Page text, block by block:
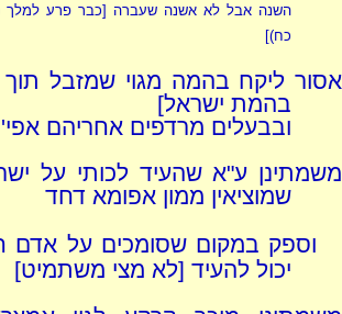
השנה אבל לא אשנה שעברה [כבר פרע למלך
כח)]
אסור ליקח בהמה מגוי שמזבל
בהמת ישראל]
ובבעלים מרדפים אחריהם
משמתינן ע"א שהעיד לכותי על
שמוציאין ממון אפומא דחד
וספק במקום שסומכים על אדם
יכול להעיד [לא מצי משתמיט]